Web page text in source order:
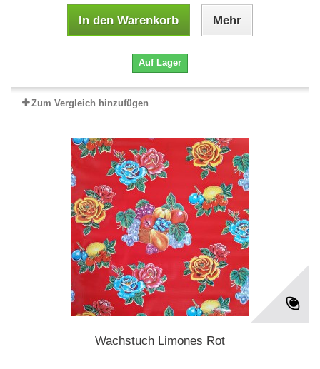
In den Warenkorb Mehr
Auf Lager
Zum Vergleich hinzufügen
Wachstuch Limones Rot